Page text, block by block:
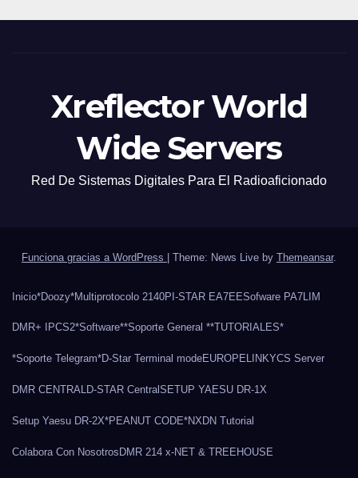
Xreflector World
Wide Servers
Red De Sistemas Digitales Para El Radioaficionado
Funciona gracias a WordPress Theme: News Live by Themeansar.
Inicio*Doozy*Multiprotocolo 2140PI-STAR EA7EESofware PA7LIM
DMR+ IPCS2*Software**Soporte General **TUTORIALES*
*Soporte Telegram*D-Star Terminal modeEUROPELINKYCS Server
DMR CENTRAL D-STAR Central SETUP YAESU DR-1X
Setup Yaesu DR-2X*PEANUT CODE*NXDN Tutorial
Colabora Con NosotrosDMR 214 x-NET & TREEHOUSE